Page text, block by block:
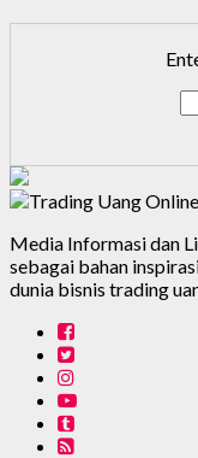
Media Informasi dan
sebagai bahan
dunia bisnis trading